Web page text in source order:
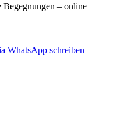
Begegnungen – online
WhatsApp schreiben